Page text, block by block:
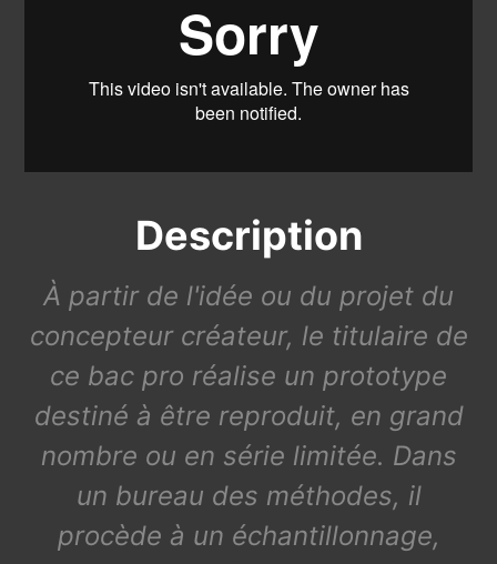
Description
À partir de l'idée ou du projet du
concepteur créateur, le titulaire de
ce bac pro réalise un prototype
destiné à être reproduit, en grand
nombre ou en série limitée. Dans
un bureau des méthodes, il
procède à un échantillonnage,